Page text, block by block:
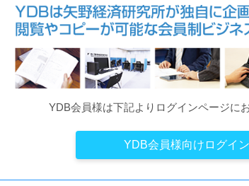
YDB会員様は下記よりログインページに
YDB会員様向けログイン